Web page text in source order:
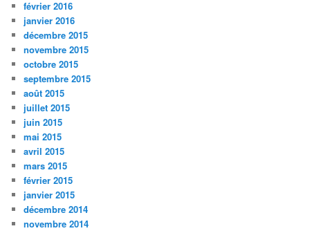
février 2016
janvier 2016
décembre 2015
novembre 2015
octobre 2015
septembre 2015
août 2015
juillet 2015
juin 2015
mai 2015
avril 2015
mars 2015
février 2015
janvier 2015
décembre 2014
novembre 2014